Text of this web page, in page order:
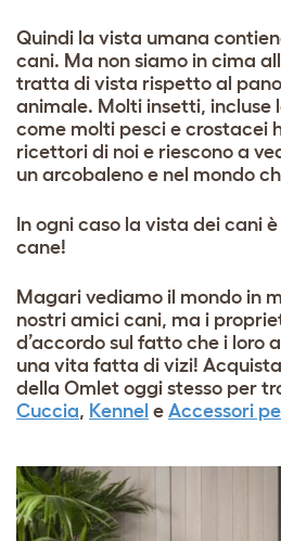
Quindi la vista umana
cani. Ma non siamo in cima
tratta di vista rispetto al
animale. Molti insetti, incluse
come molti pesci e crostacei
ricettori di noi e riescono a
un arcobaleno e nel mondo
In ogni caso la vista dei cani
cane!
Magari vediamo il mondo in
nostri amici cani, ma i
d’accordo sul fatto che i loro
una vita fatta di vizi!
della Omlet oggi stesso per
Cuccia, Kennel e Accessori